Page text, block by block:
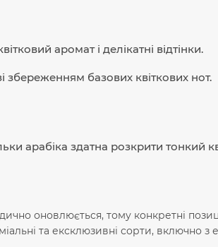
аромат і делікатні відтінки.
збереженням базових квіткових нот.
арабіка здатна розкрити тонкий
оновлюється, тому конкретні
та ексклюзивні сорти, включно з